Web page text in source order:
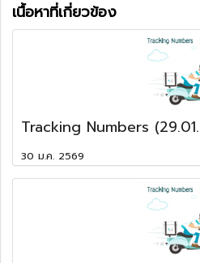
เนื้อหาที่เกี่ยวข้อง
Tracking Numbers
30 ม.ค. 2569